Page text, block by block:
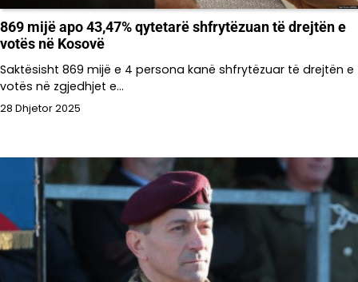
869 mijë apo 43,47% qytetarë shfrytëzuan të drejtën e
votës në Kosovë
Saktësisht 869 mijë e 4 persona kanë shfrytëzuar të drejtën e
votës në zgjedhjet e…
28 Dhjetor 2025